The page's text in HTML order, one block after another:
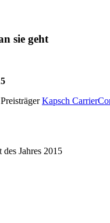
sie geht
Kapsch
Jahres 2015